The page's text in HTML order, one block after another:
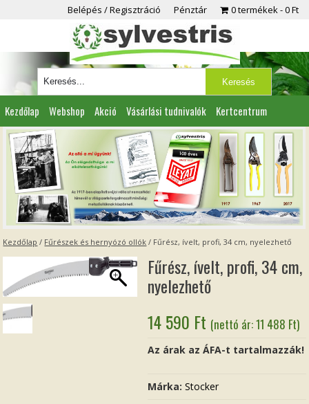
Belépés / Regisztráció Pénztár 0 termékek 0 Ft
Kezdőlap Webshop Akció Vásárlási tudnivalók Kertcentrum
Viszonteladóknak Partnereink Kapcsolat
Kezdőlap / Fűrészek és hernyózó ollók / Fűrész, ívelt, profi, 34 cm, nyelezhető
Fűrész, ívelt, profi, 34 cm,
nyelezhető
14 590 Ft (nettó ár:11 488 Ft)
Az árak az ÁFA-t tartalmazzák!
Márka:Stocker